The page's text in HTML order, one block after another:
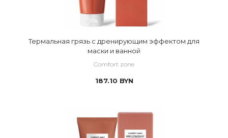
Термальная грязь с дренирующим эффектом для
маски и ванной
Comfort zone
187.10 BYN